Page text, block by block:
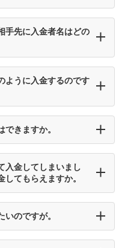
手先に入金者名はどの
ように入金するのです
きますか。
入金してしまいまし
てもらえますか。
のですが。